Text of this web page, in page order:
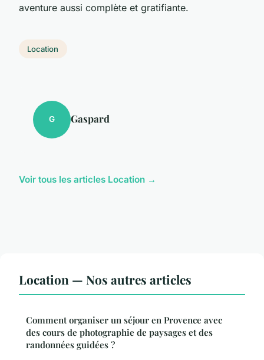
aventure aussi complète et gratifiante.
Location
G Gaspard
Voir tous les articles Location →
Location — Nos autres articles
Comment organiser un séjour en Provence avec
des cours de photographie de paysages et des
randonnées guidées ?